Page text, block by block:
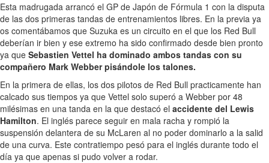
Esta madrugada arrancó el GP de Japón de Fórmula 1 con la disputa
de las dos primeras tandas de entrenamientos libres. En la previa ya
os comentábamos que Suzuka es un circuito en el que los Red Bull
deberían ir bien y ese extremo ha sido confirmado desde bien pronto
ya que Sebastien Vettel ha dominado ambos tandas con su
compañero Mark Webber pisándole los talones.
En la primera de ellas, los dos pilotos de Red Bull practicamente han
calcado sus tiempos ya que Vettel solo superó a Webber por 48
milésimas en una tanda en la que destacó el accidente del Lewis
Hamilton. El inglés parece seguir en mala racha y rompió la
suspensión delantera de su McLaren al no poder dominarlo a la salid
de una curva. Este contratiempo pesó para el inglés durante todo el
día ya que apenas si pudo volver a rodar.